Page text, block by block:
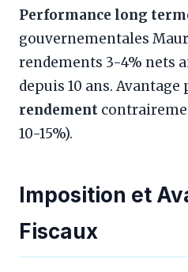
Performance long
gouvernementales
rendements 3-4% nets
depuis 10 ans.
rendement
10-15%).
Imposition et
Fiscaux